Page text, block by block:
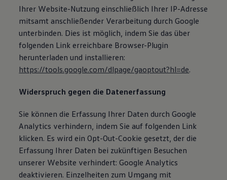
Ihrer Website-Nutzung einschließlich Ihrer IP-Adresse
mitsamt anschließender Verarbeitung durch Google
unterbinden. Dies ist möglich, indem Sie das über
folgenden Link erreichbare Browser-Plugin
herunterladen und installieren:
https://tools.google.com/dlpage/gaoptout?hl=de.
Widerspruch gegen die Datenerfassung
Sie können die Erfassung Ihrer Daten durch Google
Analytics verhindern, indem Sie auf folgenden Link
klicken. Es wird ein Opt-Out-Cookie gesetzt, der die
Erfassung Ihrer Daten bei zukünftigen Besuchen
unserer Website verhindert: Google Analytics
deaktivieren. Einzelheiten zum Umgang mit